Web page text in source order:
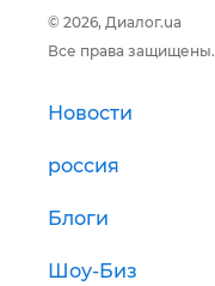
© 2026, Диалог.ua
Все права защищены.
Новости
россия
Блоги
Шоу-Биз